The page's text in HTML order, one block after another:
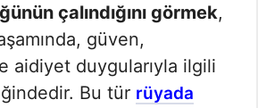
çalındığını görmek,
güven,
aidiyet duygularıyla ilgili
Bu tür rüyada